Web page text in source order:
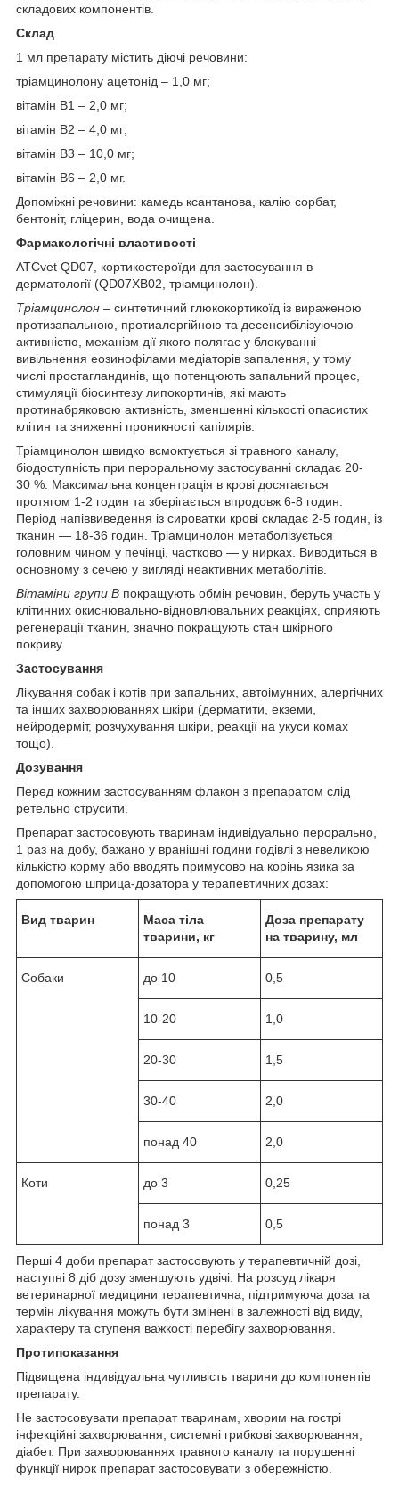
складових компонентів.
Склад
1 мл препарату містить діючі речовини:
трiамцинолону ацетонід – 1,0 мг;
вітамін В1 – 2,0 мг;
вітамін В2 – 4,0 мг;
вітамін В3 – 10,0 мг;
вітамін В6 – 2,0 мг.
Допоміжні речовини: камедь ксантанова, калію сорбат,
бентоніт, гліцерин, вода очищена.
Фармакологічні властивості
ATCvet QD07, кортикостероїди для застосування в
дерматології (QD07XB02, трiамцинолон).
Трiамцинолон – синтетичний глюкокортикоїд із вираженою
протизапальною, протиалергійною та десенсибілізуючою
активністю, механізм дії якого полягає у блокуванні
вивільнення еозинофілами медіаторів запалення, у тому
числі простагландинів, що потенцюють запальний процес,
стимуляції біосинтезу липокортинів, які мають
протинабряковою активність, зменшенні кількості опасистих
клітин та зниженні проникності капілярів.
Трiамцинолон швидко всмоктується зі травного каналу,
біодоступність при пероральному застосуванні складає 20-
30 %. Максимальна концентрація в крові досягається
протягом 1-2 годин та зберігається впродовж 6-8 годин.
Період напіввиведення із сироватки крові складає 2-5 годин, із
тканин — 18-36 годин. Трiамцинолон метаболізується
головним чином у печінці, частково — у нирках. Виводиться в
основному з сечею у вигляді неактивних метаболітів.
Вітаміни групи В покращують обмін речовин, беруть участь у
клітинних окиснювально-відновлювальних реакціях, сприяють
регенерації тканин, значно покращують стан шкірного
покриву.
Застосування
Лікування собак і котів при запальних, автоімунних, алергічних
та інших захворюваннях шкіри (дерматити, екземи,
нейродерміт, розчухування шкіри, реакції на укуси комах
тощо).
Дозування
Перед кожним застосуванням флакон з препаратом слід
ретельно струсити.
Препарат застосовують тваринам індивідуально перорально,
1 раз на добу, бажано у вранішні години годівлі з невеликою
кількістю корму або вводять примусово на корінь язика за
допомогою шприца-дозатора у терапевтичних дозах:
Вид тварин
Маса тіла
тварини, кг
Доза препарату
на тварину, мл
Собаки до 10 0,5
10-20 1,0
20-30 1,5
30-40 2,0
понад 40 2,0
Коти до 3 0,25
понад 3 0,5
Перші 4 доби препарат застосовують у терапевтичній дозі,
наступні 8 діб дозу зменшують удвічі. На розсуд лікаря
ветеринарної медицини терапевтична, підтримуюча доза та
термін лікування можуть бути змінені в залежності від виду,
характеру та ступеня важкості перебігу захворювання.
Протипоказання
Підвищена індивідуальна чутливість тварини до компонентів
препарату.
Не застосовувати препарат тваринам, хворим на гострі
інфекційні захворювання, системні грибкові захворювання,
діабет. При захворюваннях травного каналу та порушенні
функції нирок препарат застосовувати з обережністю.